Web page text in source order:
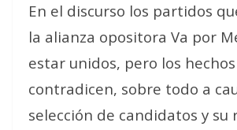
En el discurso los partidos
la alianza opositora Va por
estar unidos, pero los
contradicen, sobre todo a
selección de candidatos y su